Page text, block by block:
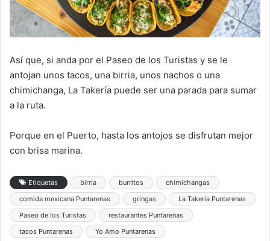
Así que, si anda por el Paseo de los Turistas y se le
antojan unos tacos, una birria, unos nachos o una
chimichanga, La Takería puede ser una parada para sumar
a la ruta.
Porque en el Puerto, hasta los antojos se disfrutan mejor
con brisa marina.
Etiquetas birria burritos
chimichangas
comida mexicana Puntarenas
gringas
La Takería Puntarenas
Paseo de los Turistas
restaurantes Puntarenas
tacos Puntarenas
Yo Amo Puntarenas